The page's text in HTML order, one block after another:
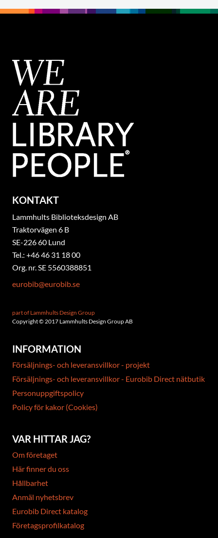
KONTAKT
Lammhults Biblioteksdesign AB
Traktorvägen 6 B
SE-226 60 Lund
Tel.: +46 46 31 18 00
Org. nr. SE 5560388851
eurobib@eurobib.se
part of Lammhults Design Group
Copyright © 2017 Lammhults Design Group AB
INFORMATION
Försäljnings- och leveransvillkor - projekt
Försäljnings- och leveransvillkor - Eurobib Direct nätbutik
Personuppgiftspolicy
Policy för kakor (Cookies)
VAR HITTAR JAG?
Om företaget
Här finner du oss
Hållbarhet
Anmäl nyhetsbrev
Eurobib Direct katalog
Företagsprofilkatalog